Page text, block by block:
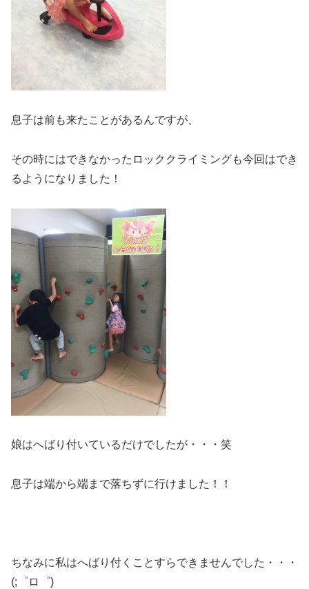
息子は前も来たことがあるんですが、
その時にはできなかったロッククライミングも今回はでき
るようになりました！
娘はへばり付いているだけでしたが・・・笑
息子は端から端まで落ちずに行けました！！
ちなみに私はへばり付くことすらできませんでした・・・
(;゜ロ゜)